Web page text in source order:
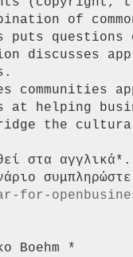
στα
for-
Boehm *